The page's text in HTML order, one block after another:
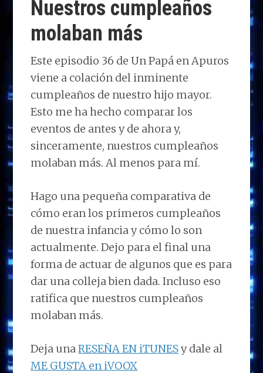
k
p
r
Nuestros cumpleaños
molaban más
Este episodio 36 de Un Papá en Apuros
viene a colación del inminente
cumpleaños de nuestro hijo mayor.
Esto me ha hecho comparar los
eventos de antes y de ahora y,
sinceramente, nuestros cumpleaños
molaban más. Al menos para mí.
Hago una pequeña comparativa de
cómo eran los primeros cumpleaños
de nuestra infancia y cómo lo son
actualmente. Dejo para el final una
forma de actuar de algunos que es para
dar una colleja bien dada. Incluso eso
ratifica que nuestros cumpleaños
molaban más.
Deja unaRESEÑA EN iTUNESy dale al
ME GUSTA en iVOOX